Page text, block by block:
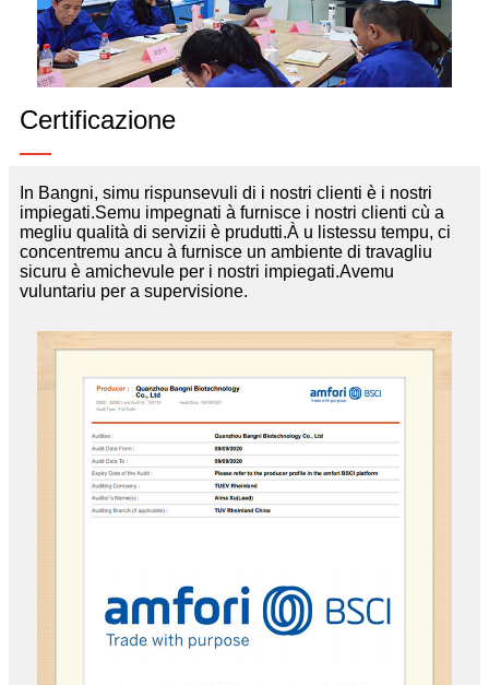
Certificazione
In Bangni, simu rispunsevuli di i nostri clienti è i nostri
impiegati.Semu impegnati à furnisce i nostri clienti cù a
megliu qualità di servizii è prudutti.À u listessu tempu, ci
concentremu ancu à furnisce un ambiente di travagliu
sicuru è amichevule per i nostri impiegati.Avemu
vuluntariu per a supervisione.